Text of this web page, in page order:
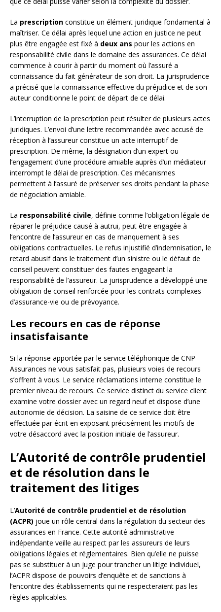
La prescription constitue un élément juridique fondamental à
maîtriser. Ce délai après lequel une action en justice ne peut
plus être engagée est fixé à deux ans pour les actions en
responsabilité civile dans le domaine des assurances. Ce délai
commence à courir à partir du moment où l’assuré a
connaissance du fait générateur de son droit. La jurisprudence
a précisé que la connaissance effective du préjudice et de son
auteur conditionne le point de départ de ce délai.
L’interruption de la prescription peut résulter de plusieurs actes
juridiques. L’envoi d’une lettre recommandée avec accusé de
réception à l’assureur constitue un acte interruptif de
prescription. De même, la désignation d’un expert ou
l’engagement d’une procédure amiable auprès d’un médiateur
interrompt le délai de prescription. Ces mécanismes
permettent à l’assuré de préserver ses droits pendant la phase
de négociation amiable.
La responsabilité civile, définie comme l’obligation légale de
réparer le préjudice causé à autrui, peut être engagée à
l’encontre de l’assureur en cas de manquement à ses
obligations contractuelles. Le refus injustifié d’indemnisation, le
retard abusif dans le traitement d’un sinistre ou le défaut de
conseil peuvent constituer des fautes engageant la
responsabilité de l’assureur. La jurisprudence a développé une
obligation de conseil renforcée pour les contrats complexes
d’assurance-vie ou de prévoyance.
Les recours en cas de réponse
insatisfaisante
Si la réponse apportée par le service téléphonique de CNP
Assurances ne vous satisfait pas, plusieurs voies de recours
s’offrent à vous. Le service réclamations interne constitue le
premier niveau de recours. Ce service distinct du service client
examine votre dossier avec un regard neuf et dispose d’une
autonomie de décision. La saisine de ce service doit être
effectuée par écrit en exposant précisément les motifs de
votre désaccord avec la position initiale de l’assureur.
L’Autorité de contrôle prudentiel
et de résolution dans le
traitement des litiges
L’Autorité de contrôle prudentiel et de résolution
(ACPR) joue un rôle central dans la régulation du secteur des
assurances en France. Cette autorité administrative
indépendante veille au respect par les assureurs de leurs
obligations légales et réglementaires. Bien qu’elle ne puisse
pas se substituer à un juge pour trancher un litige individuel,
l’ACPR dispose de pouvoirs d’enquête et de sanctions à
l’encontre des établissements qui ne respecteraient pas les
règles applicables.